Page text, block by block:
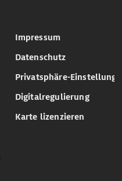
Impressum
Datenschutz
Privatsphäre-Einstellungen
Digitalregulierung
Karte lizenzieren